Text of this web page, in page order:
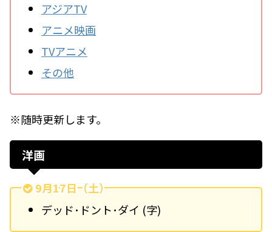
アジアTV
アニメ映画
TVアニメ
その他
※随時更新します。
洋画
9月17日（土）
デッド･ドント･ダイ (字)